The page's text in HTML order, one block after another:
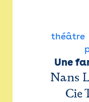
théâtre
Une
Nans
Cie